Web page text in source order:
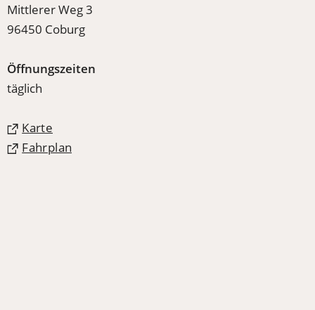
Mittlerer Weg 3
96450 Coburg
Öffnungszeiten
täglich
Karte
(Öffnet
in Fahrplan
(Öffnet